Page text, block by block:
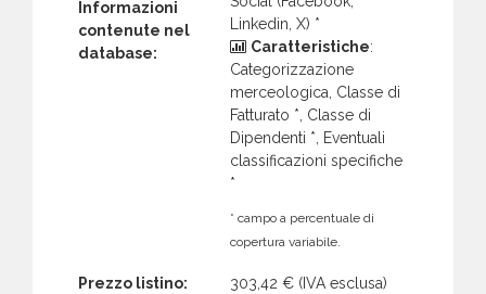
Informazioni
contenute nel
database:
Linkedin, X) *
Caratteristiche:
Categorizzazione
merceologica, Classe di
Fatturato *, Classe di
Dipendenti *, Eventuali
classificazioni specifiche
*
* campo a percentuale di
copertura variabile.
Prezzo listino: 303,42 € (IVA esclusa)